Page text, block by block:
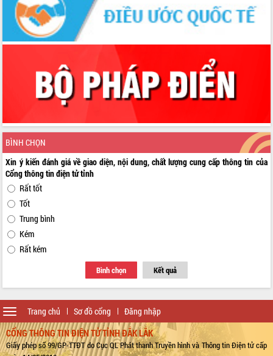
BÌNH CHỌN
Xin ý kiến đánh giá về giao diện, nội dung, chất lượng cung cấp thông tin của
Cổng thông tin điện tử tỉnh
Rất tốt
Tốt
Trung bình
Kém
Rất kém
Bình chọn Kết quả
Trang chủ Sơ đồ cổng Đăng nhập
Toggle
navigation
CỔNG THÔNG TIN ĐIỆN TỬ TỈNH ĐẮK LẮK
Giấy phép số 99/GP-TTĐT do Cục QL Phát thanh Truyền hình và Thông tin Điện tử cấp